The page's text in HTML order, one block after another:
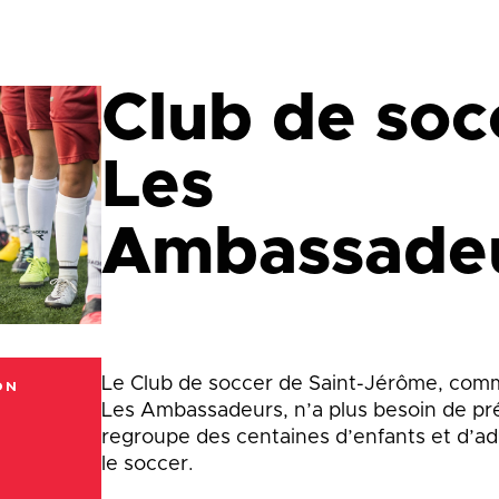
rénovation et de démolition
(CRD)
Tonte différenciée
Zones inondables
Club de
Les
Le Club de soccer de Saint-Jérôme,
Les Ambassadeurs, n’a plus besoin de
regroupe des centaines d’enfants et
le soccer.